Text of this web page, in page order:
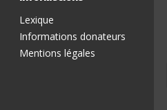
Lexique
Informations donateurs
Mentions légales